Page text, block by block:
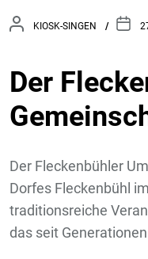
KIOSK-SINGEN
Der
Der Fleckenbühler
Dorfes Fleckenbühl
traditionsreiche
das seit